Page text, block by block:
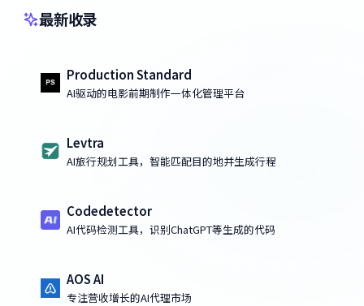
最新收录
Production Standard
AI驱动的电影前期制作一体化管理平台
Levtra
AI旅行规划工具，智能匹配目的地并生成行程
Codedetector
AI代码检测工具，识别ChatGPT等生成的代码
AOS AI
专注营收增长的AI代理市场